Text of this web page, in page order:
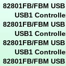
82801FB/FBM
USB1
82801FB/FBM
USB1
82801FB/FBM
USB1
82801FB/FBM